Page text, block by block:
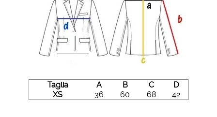
Taglia A B C
D
XS
36 60 68 42